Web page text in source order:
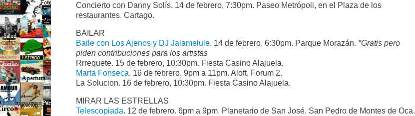
Concierto con Danny Solís. 14 de febrero, 7:30pm. Paseo Metrópoli, en el Plaza de los
restaurantes. Cartago.
BAILAR
Baile con Los Ajenos y DJ Jalamelule. 14 de febrero, 6:30pm. Parque Morazán. *Gratis pero
piden contribuciones para los artistas
Rrrequete. 15 de febrero, 10:30pm. Fiesta Casino Alajuela.
Marta Fonseca. 16 de febrero, 9pm a 11pm. Aloft, Forum 2.
La Solucion. 16 de febrero, 10:30pm. Fiesta Casino Alajuela.
MIRAR LAS ESTRELLAS
Telescopiada. 12 de febrero. 6pm a 9pm. Planetario de San José. San Pedro de Montes de Oca.